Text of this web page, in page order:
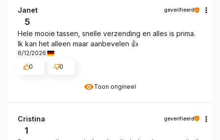
Toon origineel
Janet geverifieerd
5
Hele mooie tassen, snelle verzending en alles is prima.
Ik kan het alleen maar aanbevelen 👍️
6/12/2026
0
0
Cristina geverifieerd
1